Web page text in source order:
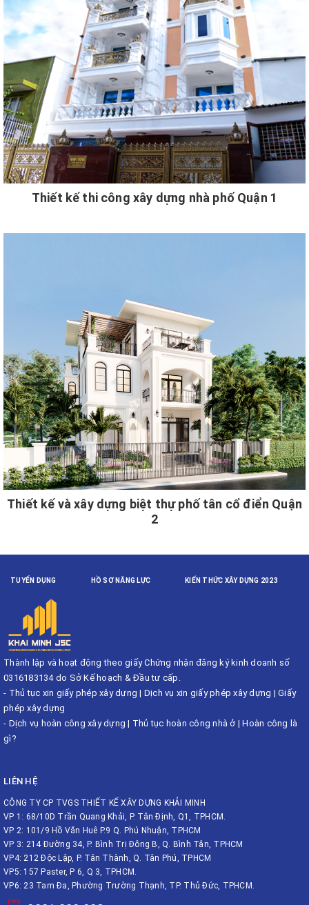
Thiết kế thi công xây dựng nhà phố Quận 1
Thiết kế và xây dựng biệt thự phố tân cổ điển Quận
2
TUYỂN DỤNG HỒ SƠ NĂNG LỰC KIẾN THỨC XÂY DỰNG 2023
Thành lập và hoạt động theo giấy Chứng nhận đăng ký kinh doanh số
0316183134 do Sở Kế hoạch & Đầu tư cấp.
- Thủ tục xin giấy phép xây dựng | Dịch vụ xin giấy phép xây dựng | Giấy
phép xây dựng
- Dịch vụ hoàn công xây dựng | Thủ tục hoàn công nhà ở |Hoàn công là
gì?
LIÊN HỆ
CÔNG TY CP TVGS THIẾT KẾ XÂY DỰNG KHẢI MINH
VP 1: 68/10D Trần Quang Khải, P. Tân Định, Q1, TPHCM.
VP 2: 101/9 Hồ Văn Huê P.9 Q. Phú Nhuận, TPHCM
VP 3: 214 Đường 34, P. Bình Trị Đông B, Q. Bình Tân, TPHCM
VP4: 212 Độc Lập, P. Tân Thành, Q. Tân Phú, TPHCM
VP5: 157 Paster, P 6, Q 3, TPHCM.
VP6: 23 Tam Đa, Phường Trường Thạnh, TP. Thủ Đức, TPHCM.